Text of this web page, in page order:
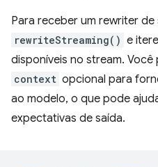
Para receber um rewriter
rewriteStreaming() e
disponíveis no stream.
context opcional para
ao modelo, o que pode
expectativas de saída.